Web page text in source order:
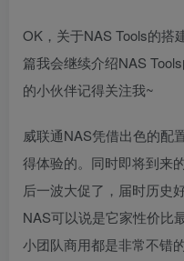
OK，关于NAS Tools的搭
篇我会继续介绍NAS
的小伙伴记得关注我~
威联通NAS凭借出色的配
得体验的。同时即将到来
后一波大促了，届时历史
NAS可以说是它家性价比
小团队商用都是非常不错